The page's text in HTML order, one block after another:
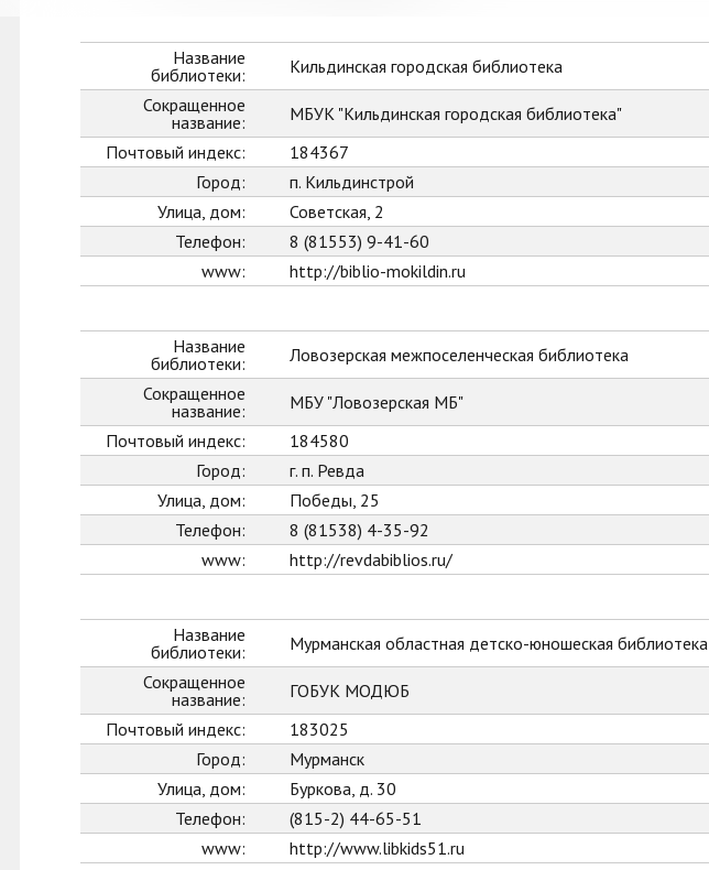
Название
библиотеки:
Кильдинская городская библиотека
Сокращенное
название:
МБУК "Кильдинская городская библиотека"
Почтовый индекс:
184367
Город:
п. Кильдинстрой
Улица, дом:
Советская, 2
Телефон:
8 (81553) 9-41-60
www:
http://biblio-mokildin.ru
Название
библиотеки:
Ловозерская межпоселенческая библиотека
Сокращенное
название:
МБУ "Ловозерская МБ"
Почтовый индекс:
184580
Город:
г. п. Ревда
Улица, дом:
Победы, 25
Телефон:
8 (81538) 4-35-92
www:
http://revdabiblios.ru/
Название
библиотеки:
Мурманская областная детско-юношеская библиотека
Сокращенное
название:
ГОБУК МОДЮБ
Почтовый индекс:
183025
Город:
Мурманск
Улица, дом:
Буркова, д. 30
Телефон:
(815-2) 44-65-51
www:
http://www.libkids51.ru